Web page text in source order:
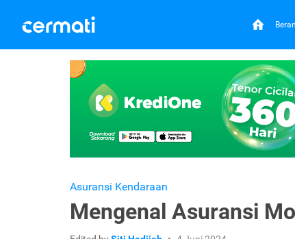
Asuransi Kendaraan
Mengenal Asuransi